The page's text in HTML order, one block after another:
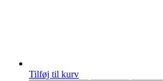
Tilføj til kurv